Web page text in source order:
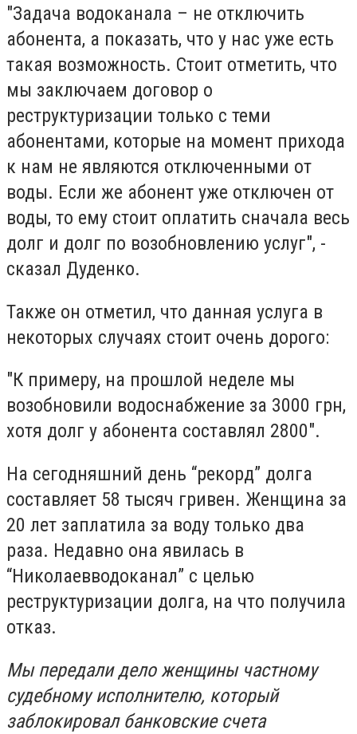
"Задача водоканала – не отключить
абонента, а показать, что у нас уже есть
такая возможность. Стоит отметить, что
мы заключаем договор о
реструктуризации только с теми
абонентами, которые на момент прихода
к нам не являются отключенными от
воды. Если же абонент уже отключен от
воды, то ему стоит оплатить сначала весь
долг и долг по возобновлению услуг", -
сказал Дуденко.
Также он отметил, что данная услуга в
некоторых случаях стоит очень дорого:
"К примеру, на прошлой неделе мы
возобновили водоснабжение за 3000 грн,
хотя долг у абонента составлял 2800".
На сегодняшний день “рекорд” долга
составляет 58 тысяч гривен. Женщина за
20 лет заплатила за воду только два
раза. Недавно она явилась в
“Николаевводоканал” с целью
реструктуризации долга, на что получила
отказ.
Мы передали дело женщины частному
судебному исполнителю, который
заблокировал банковские счета